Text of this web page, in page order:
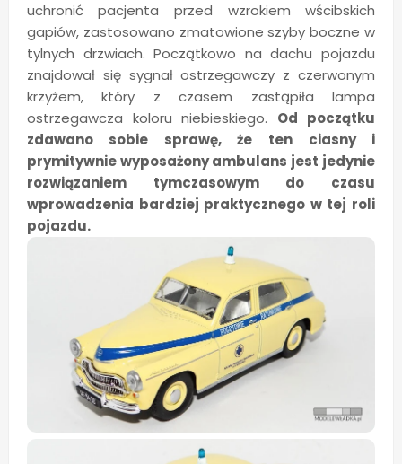
uchronić pacjenta przed wzrokiem wścibskich
gapiów, zastosowano zmatowione szyby boczne w
tylnych drzwiach. Początkowo na dachu pojazdu
znajdował się sygnał ostrzegawczy z czerwonym
krzyżem, który z czasem zastąpiła lampa
ostrzegawcza koloru niebieskiego. Od początku
zdawano sobie sprawę, że ten ciasny i
prymitywnie wyposażony ambulans jest jedynie
rozwiązaniem tymczasowym do czasu
wprowadzenia bardziej praktycznego w tej roli
pojazdu.